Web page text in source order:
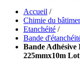
Accueil /
Chimie du
Etanchéité /
Bande
Bande
225mmx10m